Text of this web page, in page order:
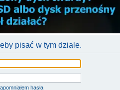
pisać w tym dziale.
hasła